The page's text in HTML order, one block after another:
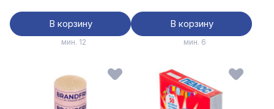
В корзину
мин. 12
В корзину
мин. 6